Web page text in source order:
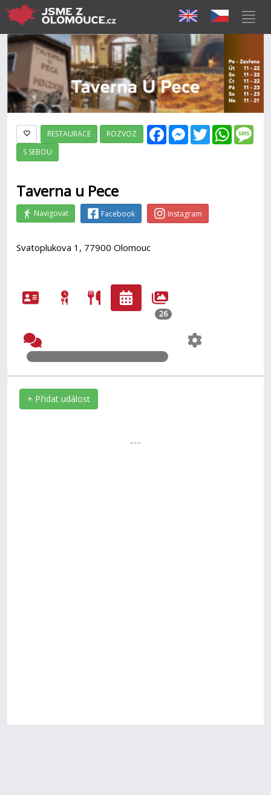
FacebookMessenger
Twitter
RESTAURACE
ROZVOZ
S SEBOU
Taverna u Pece
Navigovat Facebook Instagram
Svatoplukova 1, 77900 Olomouc
26
+ Přidat událost
---